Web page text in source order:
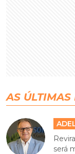
AS ÚLTIMAS
será